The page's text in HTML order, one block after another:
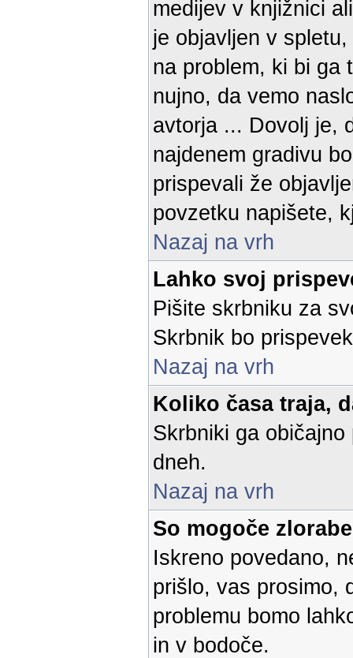
medijev v knjižnici
je objavljen v
na problem, ki bi ga
nujno, da vemo
avtorja ... Dovolj je,
najdenem gradivu
prispevali že
povzetku napišete,
Nazaj na vrh
Lahko svoj
Pišite skrbniku za
Skrbnik bo
Nazaj na vrh
Koliko časa traja,
Skrbniki ga
dneh.
Nazaj na vrh
So mogoče
Iskreno povedano,
prišlo, vas prosimo,
problemu bomo
in v bodoče.